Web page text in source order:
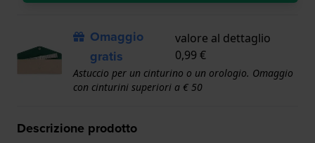
Omaggio
gratis
valore al dettaglio
0,99 €
Astuccio per un cinturino o un orologio. Omaggio
con cinturini superiori a € 50
Descrizione prodotto